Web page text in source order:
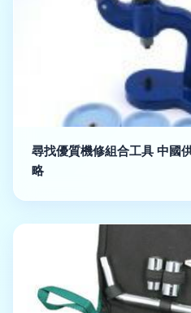
尋找優質機修組合工具 中國
略